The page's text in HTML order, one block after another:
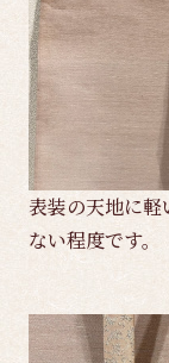
表装の天地に
ない程度です。